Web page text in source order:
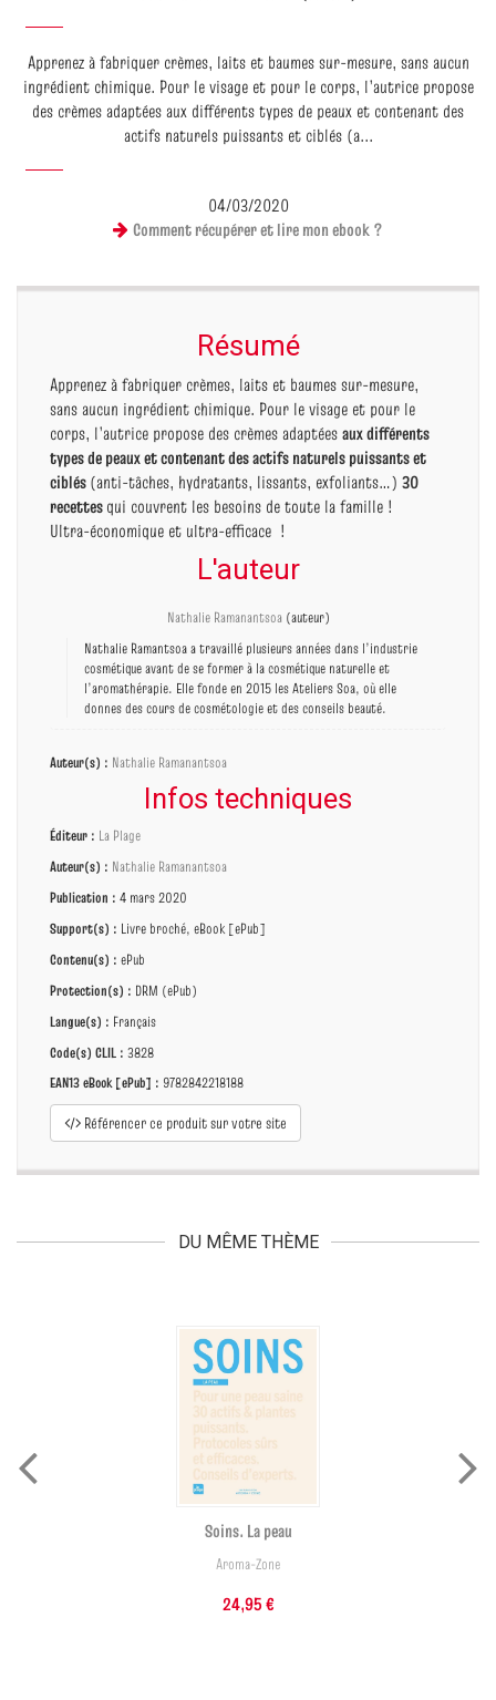
Apprenez à fabriquer crèmes, laits et baumes sur-mesure, sans aucun
ingrédient chimique. Pour le visage et pour le corps, l’autrice propose
des crèmes adaptées aux différents types de peaux et contenant des
actifs naturels puissants et ciblés (a...
04/03/2020
Comment récupérer et lire mon ebook ?
Résumé
Apprenez à fabriquer crèmes, laits et baumes sur-mesure,
sans aucun ingrédient chimique. Pour le visage et pour le
corps, l’autrice propose des crèmes adaptéesaux différents
types de peaux et contenant des actifs naturels puissants et
ciblés(anti-tâches, hydratants, lissants, exfoliants…) 30
recettesqui couvrent les besoins de toute la famille !
Ultra-économique et ultra-efficace !
L'auteur
Nathalie Ramanantsoa(auteur)
Nathalie Ramantsoa a travaillé plusieurs années dans l’industrie
cosmétique avant de se former à la cosmétique naturelle et
l’aromathérapie. Elle fonde en 2015 les Ateliers Soa, où elle
donnes des cours de cosmétologie et des conseils beauté.
Auteur(s) : Nathalie Ramanantsoa
Infos techniques
Éditeur : La Plage
Auteur(s) : Nathalie Ramanantsoa
Publication : 4 mars 2020
Support(s) : Livre broché, eBook [ePub]
Contenu(s) : ePub
Protection(s) : DRM (ePub)
Langue(s) : Français
Code(s) CLIL : 3828
EAN13 eBook [ePub] : 9782842218188
Référencer ce produit sur votre site
DU MÊME THÈME
Soins. La peau
Aroma-Zone
24,95 €